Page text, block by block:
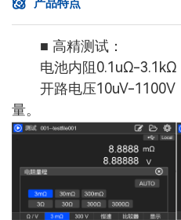
产品特点
■ 高精测试：
电池内阻0.1uΩ-3.1kΩ，
开路电压10uV-1100V
量。